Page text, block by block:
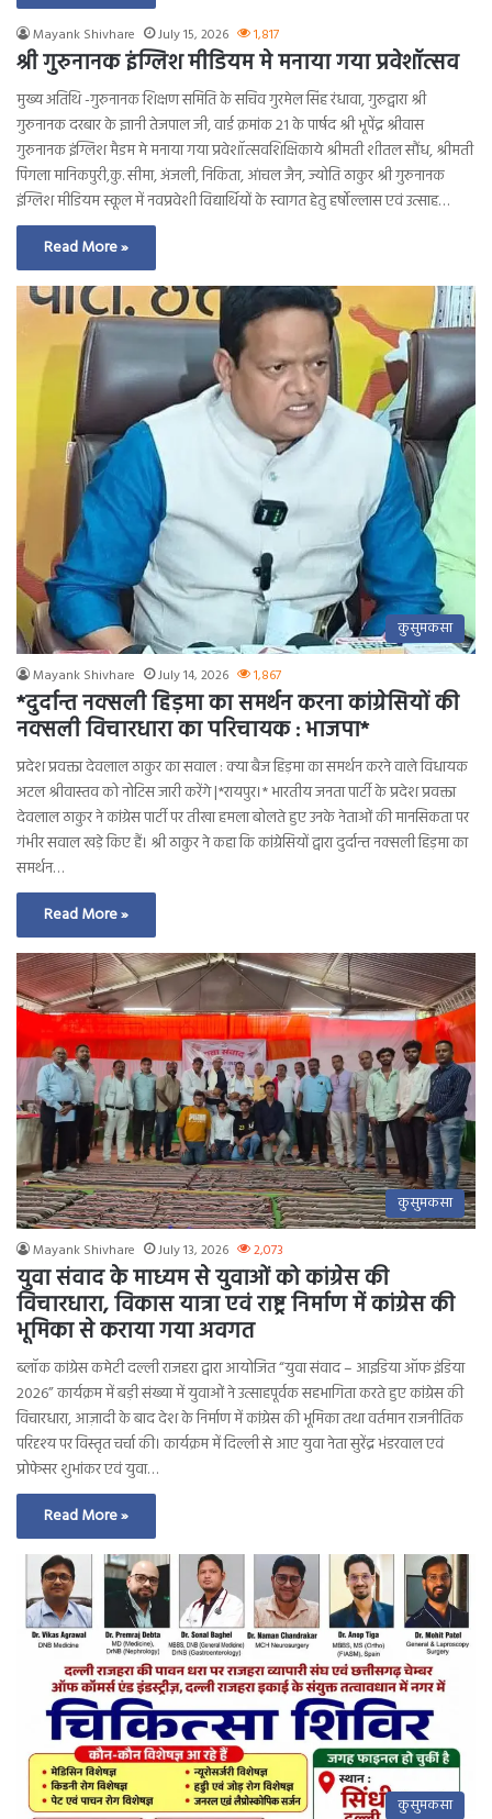
Mayank Shivhare July 15, 2026 1,817
श्री गुरुनानक इंग्लिश मीडियम मे मनाया गया प्रवेशॉत्सव
मुख्य अतिथि -गुरुनानक शिक्षण समिति के सचिव गुरमेल सिंह रंधावा, गुरुद्वारा श्री
गुरुनानक दरबार के ज्ञानी तेजपाल जी, वार्ड क्रमांक 21 के पार्षद श्री भूपेंद्र श्रीवास
गुरुनानक इंग्लिश मैडम मे मनाया गया प्रवेशॉत्सवशिक्षिकाये श्रीमती शीतल सौंध, श्रीमती
पिंगला मानिकपुरी,कु. सीमा, अंजली, निकिता, आंचल जैन, ज्योति ठाकुर श्री गुरुनानक
इंग्लिश मीडियम स्कूल में नवप्रवेशी विद्यार्थियों के स्वागत हेतु हर्षोल्लास एवं उत्साह…
Read More »
कुसुमकसा
Mayank Shivhare July 14, 2026 1,867
*दुर्दान्त नक्सली हिड़मा का समर्थन करना कांग्रेसियों की
नक्सली विचारधारा का परिचायक : भाजपा*
प्रदेश प्रवक्ता देवलाल ठाकुर का सवाल : क्या बैज हिड़मा का समर्थन करने वाले विधायक
अटल श्रीवास्तव को नोटिस जारी करेंगे |*रायपुर।* भारतीय जनता पार्टी के प्रदेश प्रवक्ता
देवलाल ठाकुर ने कांग्रेस पार्टी पर तीखा हमला बोलते हुए उनके नेताओं की मानसिकता पर
गंभीर सवाल खड़े किए हैं। श्री ठाकुर ने कहा कि कांग्रेसियों द्वारा दुर्दान्त नक्सली हिड़मा का
समर्थन…
Read More »
कुसुमकसा
Mayank Shivhare July 13, 2026 2,073
युवा संवाद के माध्यम से युवाओं को कांग्रेस की
विचारधारा, विकास यात्रा एवं राष्ट्र निर्माण में कांग्रेस की
भूमिका से कराया गया अवगत
ब्लॉक कांग्रेस कमेटी दल्ली राजहरा द्वारा आयोजित “युवा संवाद – आइडिया ऑफ इंडिया
2026” कार्यक्रम में बड़ी संख्या में युवाओं ने उत्साहपूर्वक सहभागिता करते हुए कांग्रेस की
विचारधारा, आज़ादी के बाद देश के निर्माण में कांग्रेस की भूमिका तथा वर्तमान राजनीतिक
परिदृश्य पर विस्तृत चर्चा की। कार्यक्रम में दिल्ली से आए युवा नेता सुरेंद्र भंडरवाल एवं
प्रोफेसर शुभांकर एवं युवा…
Read More »
कुसुमकसा